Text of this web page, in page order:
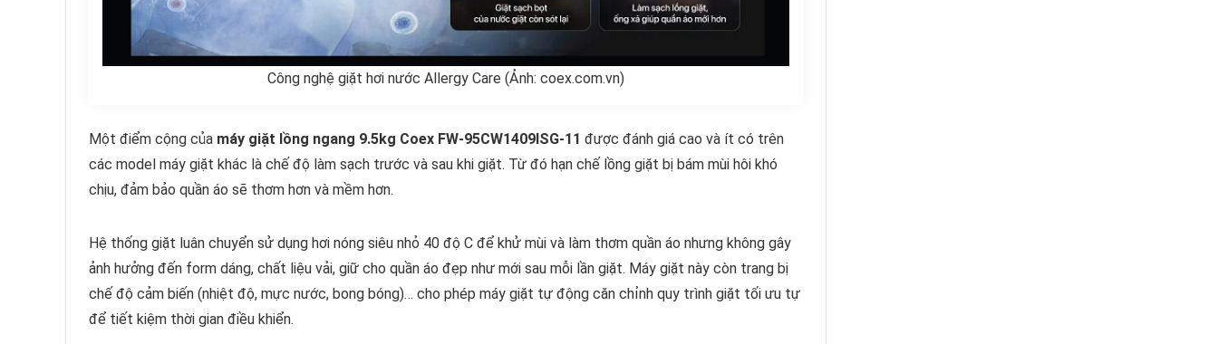
Công nghệ giặt hơi nước Allergy Care (Ảnh: coex.com.vn)
Một điểm cộng của máy giặt lồng ngang 9.5kg Coex FW-95CW1409ISG-11 được đánh giá cao và ít có trên
các model máy giặt khác là chế độ làm sạch trước và sau khi giặt. Từ đó hạn chế lồng giặt bị bám mùi hôi khó
chịu, đảm bảo quần áo sẽ thơm hơn và mềm hơn.
Hệ thống giặt luân chuyển sử dụng hơi nóng siêu nhỏ 40 độ C để khử mùi và làm thơm quần áo nhưng không gây
ảnh hưởng đến form dáng, chất liệu vải, giữ cho quần áo đẹp như mới sau mỗi lần giặt. Máy giặt này còn trang bị
chế độ cảm biến (nhiệt độ, mực nước, bong bóng)… cho phép máy giặt tự động căn chỉnh quy trình giặt tối ưu tự
để tiết kiệm thời gian điều khiển.